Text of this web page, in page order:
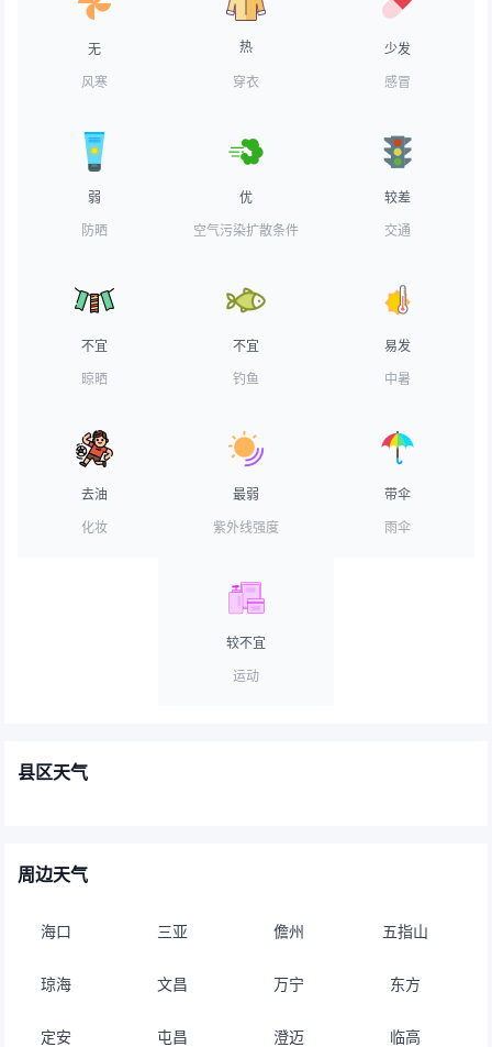
无
风寒
热
穿衣
少发
感冒
弱
防晒
优
空气污染扩散条件
较差
交通
不宜
晾晒
不宜
钓鱼
易发
中暑
去油
化妆
最弱
紫外线强度
带伞
雨伞
较不宜
运动
县区天气
周边天气
海口 三亚 儋州 五指山
琼海 文昌 万宁 东方
定安 屯昌 澄迈 临高